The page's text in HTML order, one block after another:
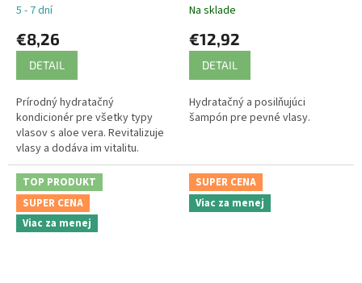
5 - 7 dní
€8,26
DETAIL
Prírodný hydratačný
kondicionér pre všetky typy
vlasov s aloe vera. Revitalizuje
vlasy a dodáva im vitalitu.
Na sklade
€12,92
DETAIL
Hydratačný a posilňujúci
šampón pre pevné vlasy.
TOP PRODUKT
SUPER CENA
Viac za menej
SUPER CENA
Viac za menej